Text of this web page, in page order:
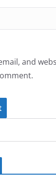
and